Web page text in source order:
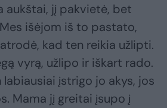
aukštai, jį pakvietė, bet
išėjom iš to pastato,
kad ten reikia užlipti.
vyrą, užlipo ir iškart rado.
labiausiai įstrigo jo akys, jos
Mama jį greitai įsupo į